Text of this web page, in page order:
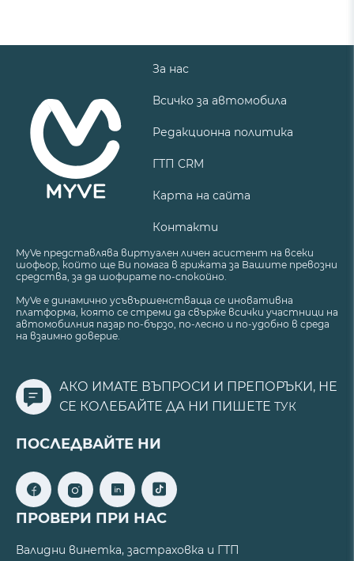
За нас
Всичко за автомобила
Редакционна политика
ГТП CRM
Карта на сайта
Контакти
MyVe представлява виртуален личен асистент на всеки
шофьор, който ще Ви помага в грижата за Вашите превозни
средства, за да шофирате по-спокойно.
MyVe е динамично усъвършенстваща се иновативна
платформа, която се стреми да свърже всички участници на
автомобилния пазар по-бързо, по-лесно и по-удобно в среда
на взаимно доверие.
АКО ИМАТЕ ВЪПРОСИ И ПРЕПОРЪКИ, НЕ
СЕ КОЛЕБАЙТЕ ДА НИ ПИШЕТЕ ТУК
ПОСЛЕДВАЙТЕ НИ
ПРОВЕРИ ПРИ НАС
Валидни винетка, застраховка и ГТП